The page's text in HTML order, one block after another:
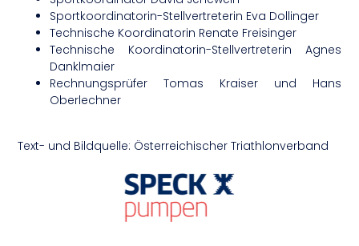
Sportkoordinatorin-Stellvertreterin Eva Dollinger
Technische Koordinatorin Renate Freisinger
Technische Koordinatorin-Stellvertreterin Agnes
Danklmaier
Rechnungsprüfer Tomas Kraiser und Hans
Oberlechner
Text- und Bildquelle: Österreichischer Triathlonverband